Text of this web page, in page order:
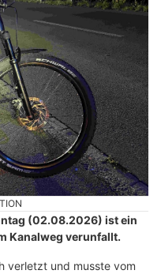
(02.08.2026) ist ein
Kanalweg verunfallt.
verletzt und musste vom